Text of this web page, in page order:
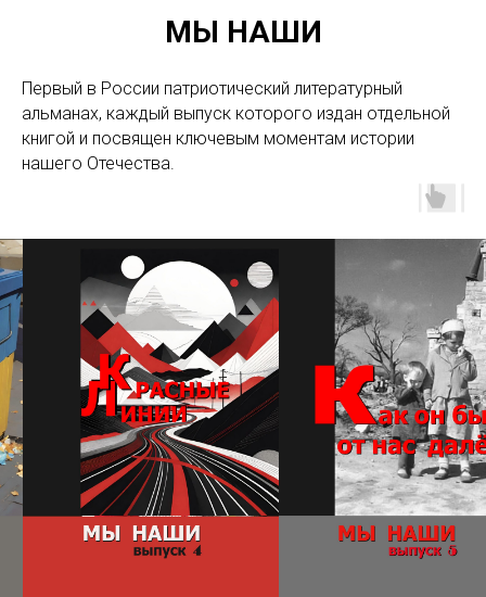
МЫ НАШИ
Первый в России патриотический литературный
альманах, каждый выпуск которого издан отдельной
книгой и посвящен ключевым моментам истории
нашего Отечества.